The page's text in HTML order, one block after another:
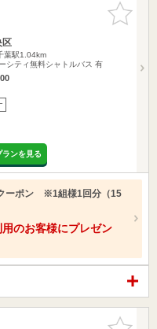
お気に入
りに追加
区
葉駅1.04km
シティ無料シャトルバス 有
ンを見る
ーポン ※1組様1回分（15
のお客様にプレゼン
お気に入